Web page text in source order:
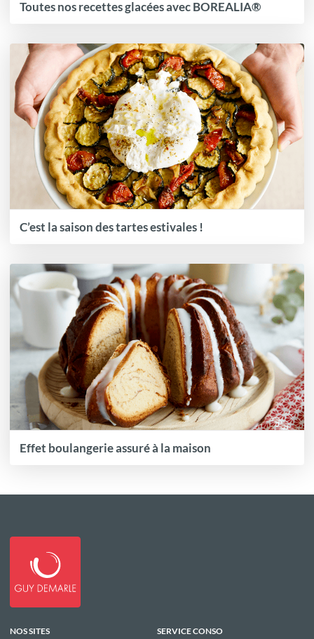
Toutes nos recettes glacées avec BOREALIA®
C’est la saison des tartes estivales !
Effet boulangerie assuré à la maison
NOS SITES SERVICE CONSO